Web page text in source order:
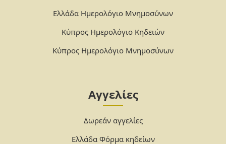
Ελλάδα Ημερολόγιο Μνημοσύνων
Κύπρος Ημερολόγιο Κηδειών
Κύπρος Ημερολόγιο Μνημοσύνων
Αγγελίες
Δωρεάν αγγελίες
Ελλάδα Φόρμα κηδείων